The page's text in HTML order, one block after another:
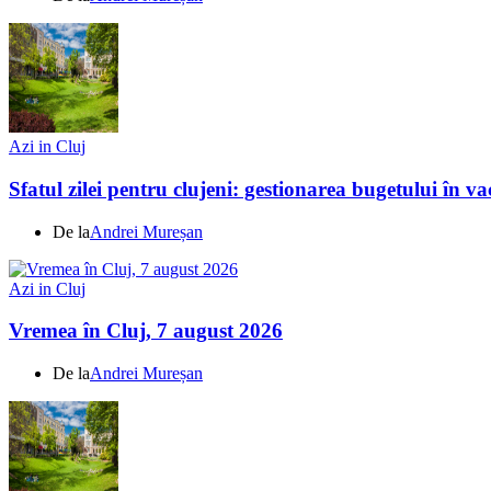
Azi in Cluj
Sfatul zilei pentru clujeni: gestionarea bugetului în
De laAndrei Mureșan
Azi in Cluj
Vremea în Cluj, 7 august 2026
De laAndrei Mureșan